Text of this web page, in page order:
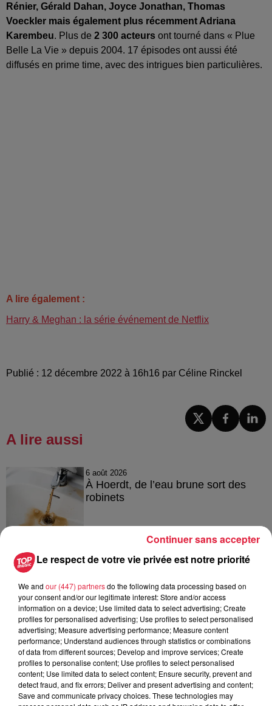
Rénier, Gérald Dahan, Joyce Jonathan, Thomas
Voeckler mais également plus récemment Adriana
Karembeu. Plus de 2 300 acteurs ont tourné dans « Plue
Belle La Vie » depuis 2004. 17 épisodes ont aussi été
diffusés en prime time, avec des intrigues bien particulières.
A lire également :
Harry & Meghan : la série événement de Netflix
Publié : 12 décembre 2022 à 16h16 par Céline Rinckel
A lire aussi
6 août 2026
À Hoerdt, de l’eau brune sort des
robinets
6 août 2026
Tags antisémites à Strasbourg :
6 août 2026
Au zoo de Mulhouse : rencontre
avec les flamants rouges
Le respect de votre vie privée est notre priorité
We and our (447) partnersdo the following data processing based on
your consent and/or our legitimate interest: Store and/or access
information on a device; Use limited data to select advertising; Create
profiles for personalised advertising; Use profiles to select personalised
advertising; Measure advertising performance; Measure content
performance; Understand audiences through statistics or combinations
of data from different sources; Develop and improve services; Create
profiles to personalise content; Use profiles to select personalised
content; Use limited data to select content; Ensure security, prevent and
detect fraud, and fix errors; Deliver and present advertising and content;
Save and communicate privacy choices. These technologies may
Continuer sans accepter